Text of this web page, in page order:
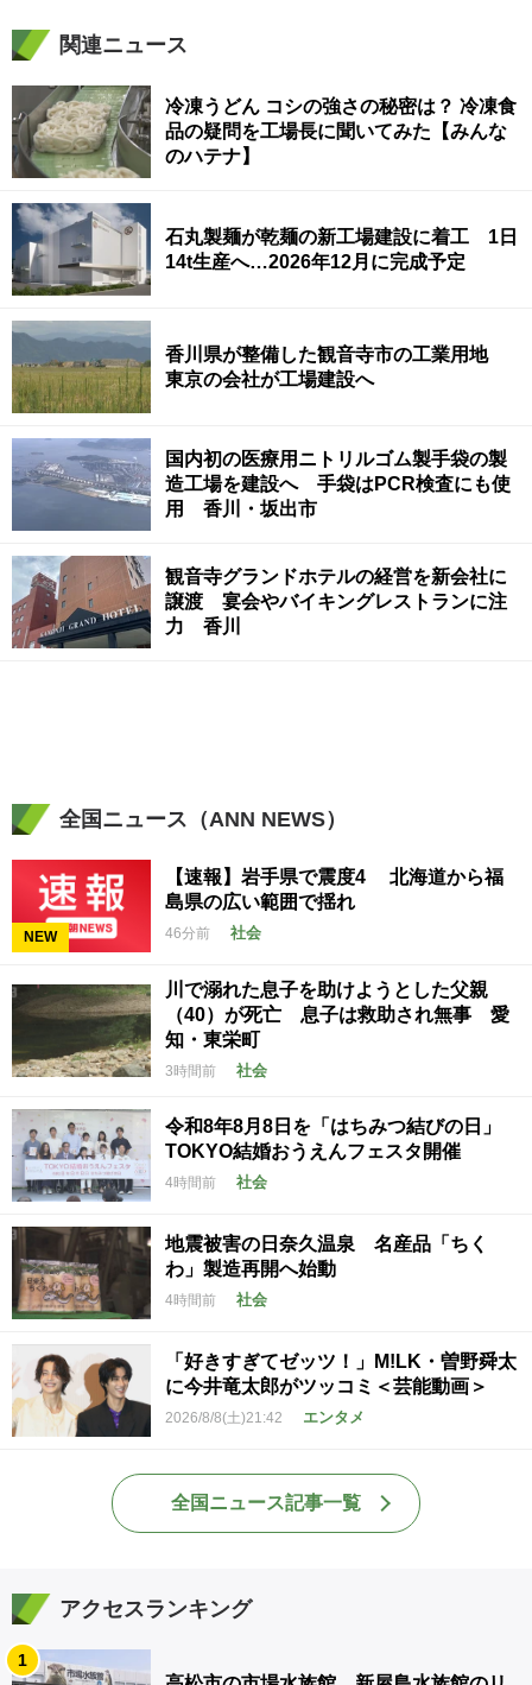
関連ニュース
冷凍うどん コシの強さの秘密は？ 冷凍食
品の疑問を工場長に聞いてみた【みんな
のハテナ】
石丸製麺が乾麺の新工場建設に着工 1日
14t生産へ…2026年12月に完成予定
香川県が整備した観音寺市の工業用地
東京の会社が工場建設へ
国内初の医療用ニトリルゴム製手袋の製
造工場を建設へ 手袋はPCR検査にも使
用 香川・坂出市
観音寺グランドホテルの経営を新会社に
譲渡 宴会やバイキングレストランに注
力 香川
全国ニュース（ANN NEWS）
NEW
【速報】岩手県で震度4 北海道から福
島県の広い範囲で揺れ
46分前 社会
川で溺れた息子を助けようとした父親
（40）が死亡 息子は救助され無事 愛
知・東栄町
3時間前 社会
令和8年8月8日を「はちみつ結びの日」
TOKYO結婚おうえんフェスタ開催
4時間前 社会
地震被害の日奈久温泉 名産品「ちく
わ」製造再開へ始動
4時間前 社会
「好きすぎてゼッツ！」M!LK・曽野舜太
に今井竜太郎がツッコミ＜芸能動画＞
2026/8/8(土)21:42 エンタメ
全国ニュース記事一覧
アクセスランキング
1